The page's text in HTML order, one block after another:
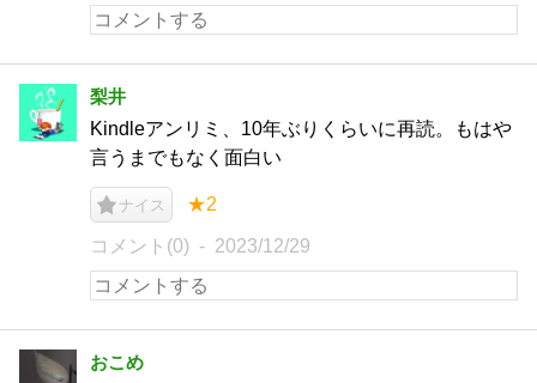
梨井
Kindleアンリミ、10年ぶりくらいに再読。もはや
言うまでもなく面白い
ナイス ★2
コメント(0) 2023/12/29
おこめ